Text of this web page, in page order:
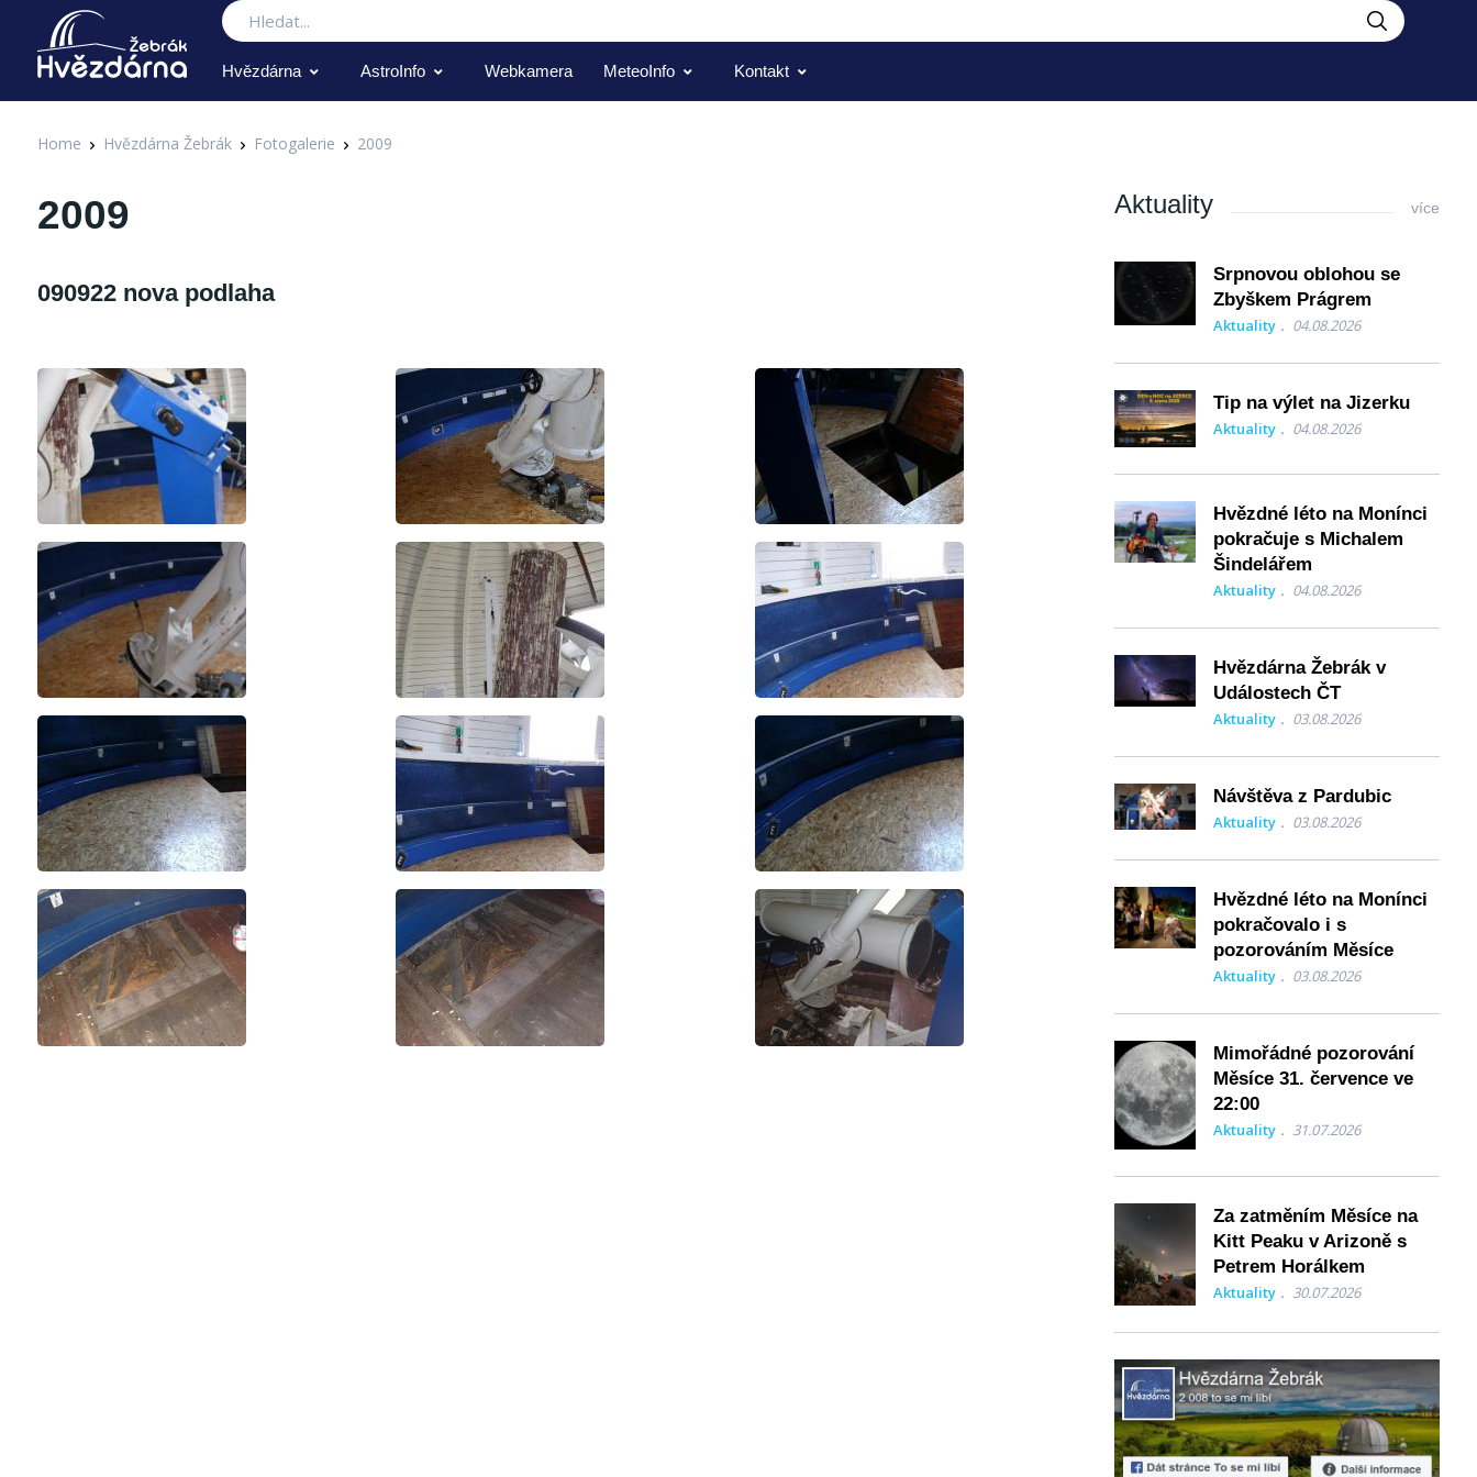
Hledat
Hvězdárna AstroInfo Webkamera MeteoInfo Kontakt
Home Hvězdárna Žebrák Fotogalerie 2009
2009
090922 nova podlaha
Aktuality více
Srpnovou oblohou se
Zbyškem Prágrem
Aktuality 04.08.2026
Tip na výlet na Jizerku
Aktuality 04.08.2026
Hvězdné léto na Monínci
pokračuje s Michalem
Šindelářem
Aktuality 04.08.2026
Hvězdárna Žebrák v
Událostech ČT
Aktuality 03.08.2026
Návštěva z Pardubic
Aktuality 03.08.2026
Hvězdné léto na Monínci
pokračovalo i s
pozorováním Měsíce
Aktuality 03.08.2026
Mimořádné pozorování
Měsíce 31. července ve
22:00
Aktuality 31.07.2026
Za zatměním Měsíce na
Kitt Peaku v Arizoně s
Petrem Horálkem
Aktuality 30.07.2026